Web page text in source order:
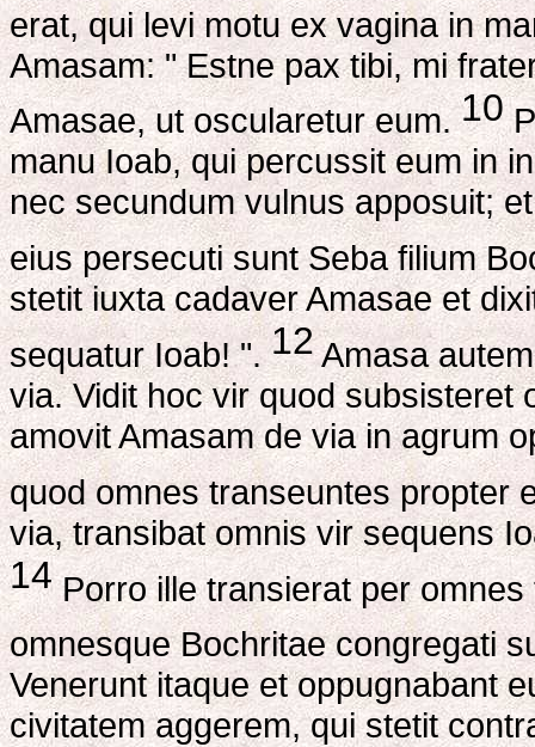
erat, qui levi motu ex vagina in
Amasam: " Estne pax tibi, mi
Amasae, ut oscularetur eum.10
manu Ioab, qui percussit eum in
nec secundum vulnus apposuit;
eius persecuti sunt Seba filium
stetit iuxta cadaver Amasae et
sequatur Ioab! ".12Amasa
via. Vidit hoc vir quod subsisteret
amovit Amasam de via in agrum
quod omnes transeuntes propter
via, transibat omnis vir sequens
14Porro ille transierat per
omnesque Bochritae congregati
Venerunt itaque et oppugnabant
civitatem aggerem, qui stetit